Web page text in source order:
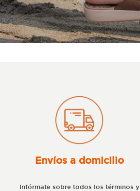
Envíos a domicilio
Infórmate sobre todos los términos y